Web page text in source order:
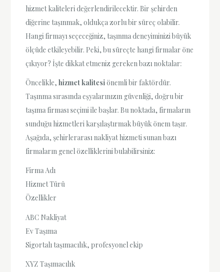
hizmet kaliteleri değerlendirilecektir. Bir şehirden
diğerine taşınmak, oldukça zorlu bir süreç olabilir.
Hangi firmayı seçeceğiniz, taşınma deneyiminizi büyük
ölçüde etkileyebilir. Peki, bu süreçte hangi firmalar öne
çıkıyor? İşte dikkat etmeniz gereken bazı noktalar:
Öncelikle,hizmet kalitesiönemli bir faktördür.
Taşınma sırasında eşyalarınızın güvenliği, doğru bir
taşıma firması seçimi ile başlar. Bu noktada, firmaların
sunduğu hizmetleri karşılaştırmak büyük önem taşır.
Aşağıda, şehirlerarası nakliyat hizmeti sunan bazı
firmaların genel özelliklerini bulabilirsiniz:
Firma Adı
Hizmet Türü
Özellikler
ABC Nakliyat
Ev Taşıma
Sigortalı taşımacılık, profesyonel ekip
XYZ Taşımacılık